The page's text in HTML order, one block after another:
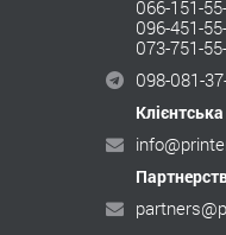
066-151-
096-451-
073-751-
098-081-